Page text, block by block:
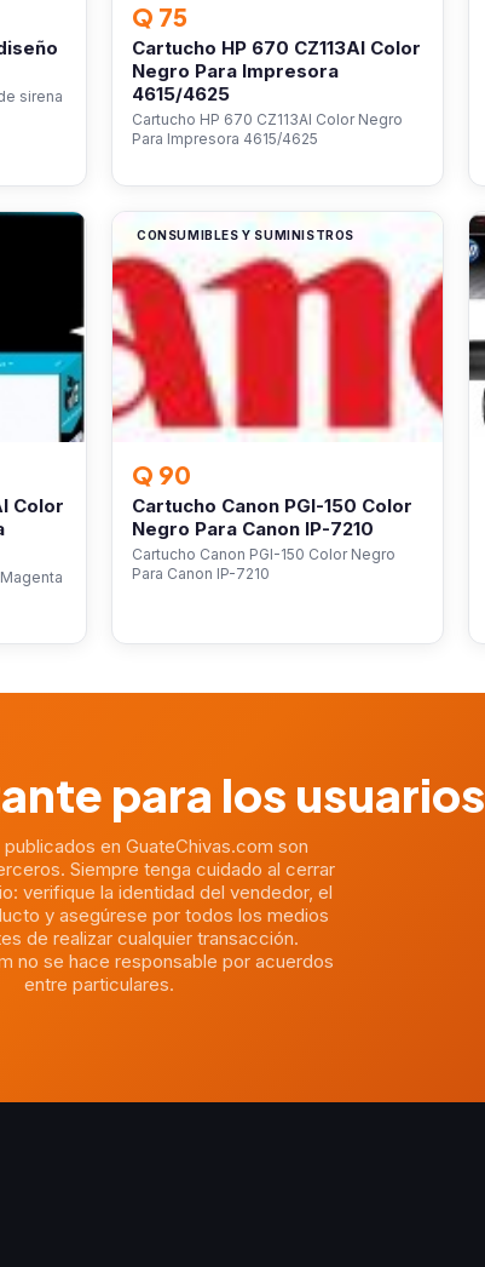
sirena
Q 75
Cartucho HP 670 CZ113Al Color
Negro Para Impresora
4615/4625
Cartucho HP 670 CZ113Al Color Negro
Para Impresora 4615/4625
Color
CONSUMIBLES Y SUMINISTROS
Q 90
Cartucho Canon PGI-150 Color
Negro Para Canon IP-7210
Cartucho Canon PGI-150 Color Negro
Para Canon IP-7210
para los usuarios
en GuateChivas.com son
Siempre tenga cuidado al cerrar
verifique la identidad del vendedor, el
y asegúrese por todos los medios
de realizar cualquier transacción.
no se hace responsable por acuerdos
entre particulares.